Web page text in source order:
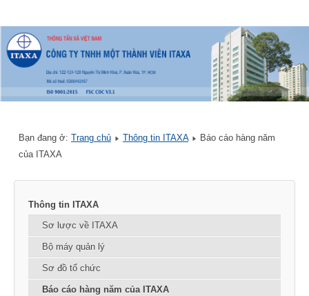
Bạn đang ở: Trang chủ Thông tin ITAXA
Báo cáo hàng năm
của ITAXA
Thông tin ITAXA
Sơ lược về ITAXA
Bộ máy quản lý
Sơ đồ tổ chức
Báo cáo hàng năm của ITAXA